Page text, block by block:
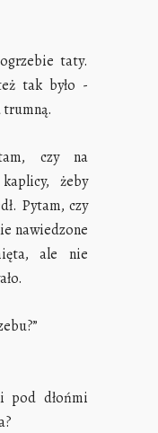
taty.
tak było -
trumną.
czy na
żeby
Pytam, czy
nawiedzone
ale nie
pod dłońmi